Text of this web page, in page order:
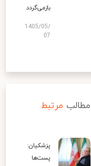
بازمی‌گردد
1405/05/
07
مطالب مرتبط
پزشکیان:
پست‌ها